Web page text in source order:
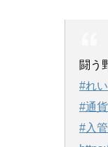
闘う
#れ
#通
#入